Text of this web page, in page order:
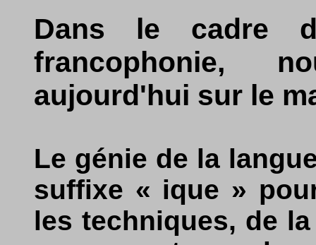
Dans le cadre
francophonie,
aujourd'hui sur le
Le génie de la
suffixe « ique »
les techniques, de